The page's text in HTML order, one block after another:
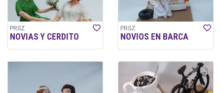
PRSZ
NOVIAS Y CERDITO
PRSZ
NOVIOS EN BARCA